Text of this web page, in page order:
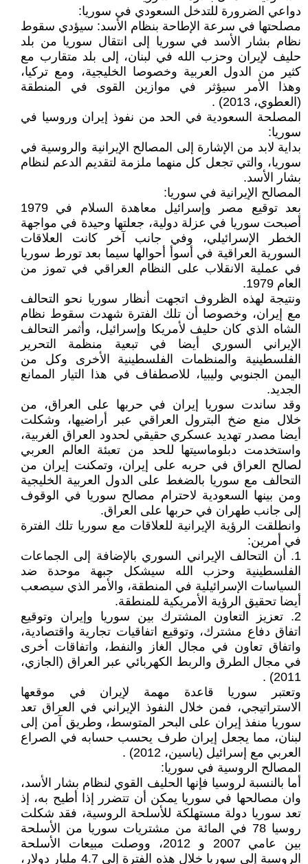
دواعي الضرورة للتدخل السعودي في سوريا:
مصلحتها في سرعة الإطاحة بنظام الأسد: سيؤدي سقوط
نظام بشار الأسد في سوريا إلى انتقال سوريا من بلد
حليف لإيران وحزب الله في لبنان، إلى بلد متقارب مع
كثير من الدول العربية وخصوصا الخليجية، ومع تركيا،
وهذا الأمر سيؤثر في موازين القوى في المنطقة
(العطوي، 2013) .
المصلحة السعودية في الحد من نفوذ إيران وروسيا في
سوريا:
بداية لابد من الإشارة إلى المصالح الإيرانية والروسية في
سوريا، والتي تجعل كل منهما ملزمة لتقديم الدعم لنظام
بشار الأسد.
المصالح الإيرانية في سوريا:
بعد توقيع مصر وإسرائيل معاهدة السلام في 1979
أصبحت سوريا في عزلة دولية، جعلتها وحيدة في مواجهة
الخطر الإسرائيلي، وفي جانب آخر كانت العلاقات
السورية العراقية في أسوأ أحوالها سيما بعد تورط سوريا
في عملية الانقلاب على النظام العراقي في تموز من
العام 1979.
ونتيجة لهذه الظروف اتجهت أنظار سوريا نحو التحالف
مع إيران، وخصوصا أن تلك الفترة شهدت سقوط نظام
الشاه الذي كان حليف لأمريكا وإسرائيل، وأثمر التحالف
الإيراني السوري أيضا في تبعية منظمة التحرير
الفلسطينية والمنظمات الفلسطينية الأخرى وكل من
اليمن الجنوبي وليبيا، للاصطفاف في هذا التيار الممانع
الجديد.
وقد ساندت سوريا إيران في حربها على العراق، من
خلال منع ضخ البترول العراقي عبر أراضيها، وشكلت
أيضا مصدر تهديد عسكري حقيقي لحدود العراق الغربية،
واستخدمت دبلوماسيتها للحد من تعبئة العالم العربي
لصالح العراق في حربه على إيران، وتمكنت إيران من
التحالف مع سوريا بالضغط على الدول العربية الخليجية
ومن بينها السعودية لاحترام مصالح سوريا في الوقوف
إلى جانب طهران في حربها على العراق.
وانطلقت الرؤية الإيرانية للعلاقات مع سوريا تلك الفترة
في أمرين:
1. أن التحالف الإيراني السوري بالإضافة إلى الجماعات
الفلسطينية وحزب الله سيشكل جبهة موحدة ضد
السياسات الإسرائيلية في المنطقة، والأمر الذي سيصعب
أيضا تحقيق الرؤية الأمريكية للمنطقة.
2. تعزيز التعاون المشترك بين سوريا وإيران وتوقيع
اتفاق دفاع مشترك، وتوقيع اتفاقيات تجارية واقتصادية،
واتفاق تعاون في مجال الغاز والنفط، واتفاقات أخرى
في مجال الطرق والربط الكهربائي عبر العراق (الجازي،
2011) .
وتعتبر سوريا قاعدة مهمة لإيران في موقعها
الاستراتيجي، فمن خلال النفوذ الإيراني في العراق تعد
سوريا منفذ إيران على البحر المتوسط، وطريق آمن إلى
لبنان، مما يجعل إيران طرف يحسب حسابه في الصراع
العربي مع إسرائيل (ياسين، 2012) .
المصالح الروسية في سوريا:
أما بالنسبة لروسيا فإنها الحليف القوي لنظام بشار الأسد،
وان مصالحها في سوريا يمكن أن تتضرر إذا أطيح به، إذ
تعد سوريا دولة مستهلكة للأسلحة الروسية، فقد شكلت
روسيا 78 في المائة من مشتريات سوريا من الأسلحة
بين عامي 2007 و 2012، ووصلت مبيعات الأسلحة
الروسية إلى سوريا خلال هذه الفترة إلى 4.7 مليار دولار،